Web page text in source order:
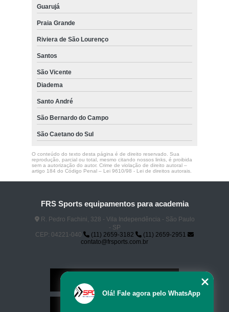
Guarujá
Praia Grande
Riviera de São Lourenço
Santos
São Vicente
Diadema
Santo André
São Bernardo do Campo
São Caetano do Sul
O conteúdo do texto desta página é de direito reservado. Sua
reprodução, parcial ou total, mesmo citando nossos links, é proibida
sem a autorização do autor. Crime de violação de direito autoral –
artigo 184 do Código Penal – Lei 9610/98 - Lei de direitos autorais.
FRS Sports equipamentos para academia
R. Pedro Fachini, 328 - Vila Independência - São Paulo
- SP
CEP: 04221-040
(11) 2659-3182
(11) 2659-2951
contato@frsports.com.br
Olá! Fale agora pelo WhatsApp